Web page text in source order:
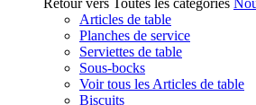
Retour vers Toutes les catégories
Articles de table
Planches de service
Serviettes de table
Sous-bocks
Voir tous les Articles de table
Biscuits